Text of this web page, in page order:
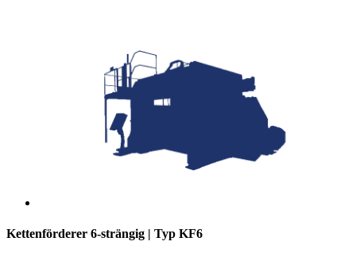
Kettenförderer 6-strängig | Typ KF6